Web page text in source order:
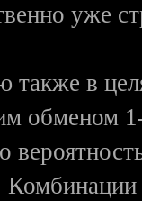
уже
также в
обменом